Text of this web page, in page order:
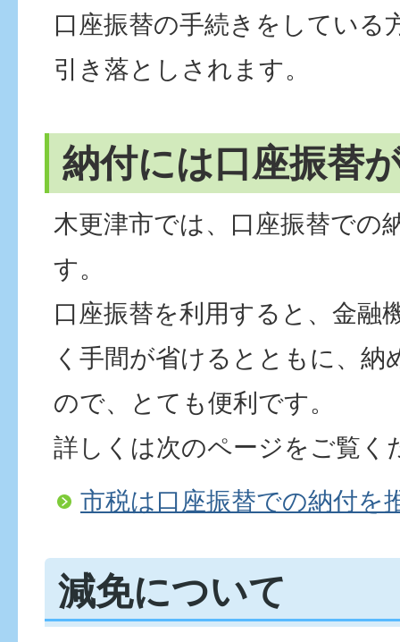
口座振替の手続きをしている
引き落としされます。
納付には口座振替
木更津市では、口座振替での
す。
口座振替を利用すると、金融
く手間が省けるとともに、納
ので、とても便利です。
詳しくは次のページをご覧く
市税は口座振替での納付を
減免について